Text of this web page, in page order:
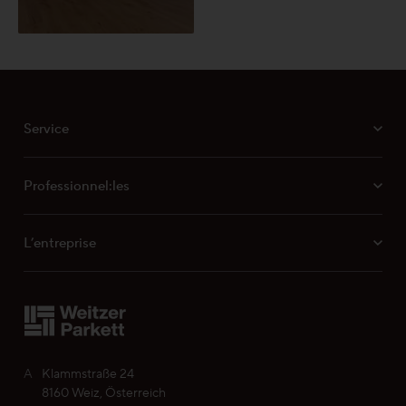
A
Klammstraße 24
8160 Weiz, Österreich
Service
Professionnel:les
L’entreprise